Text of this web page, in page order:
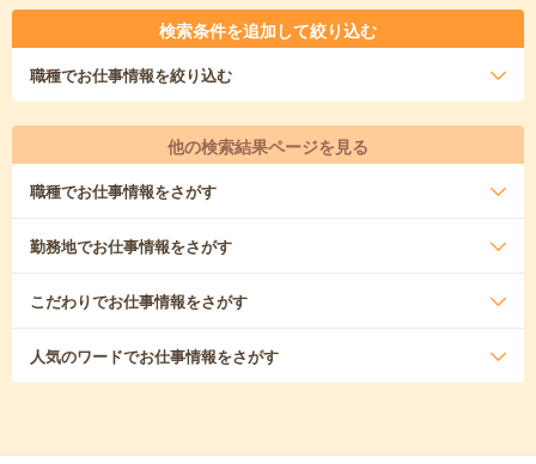
検索条件を追加して絞り込む
職種でお仕事情報を絞り込む
他の検索結果ページを見る
職種でお仕事情報をさがす
勤務地でお仕事情報をさがす
こだわりでお仕事情報をさがす
人気のワードでお仕事情報をさがす